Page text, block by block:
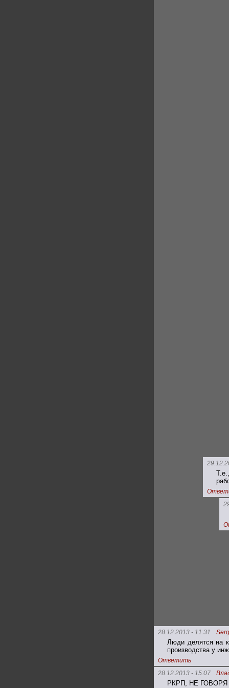
28.12.2013 - 11:31
Люди делятся на
производства у
Ответить
28.12.2013 - 15:07
РКРП, НЕ